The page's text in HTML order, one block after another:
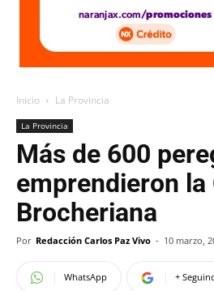
Inicio La Provincia
La Provincia
Más de 600
emprendieron la
Brocheriana
Por Redacción Carlos Paz Vivo - 10 marzo,
WhatsApp +